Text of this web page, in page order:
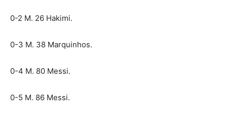
0-2 M. 26 Hakimi.
0-3 M. 38 Marquinhos.
0-4 M. 80 Messi.
0-5 M. 86 Messi.